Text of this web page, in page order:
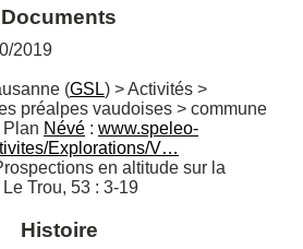
Documents
2019
(GSL) > Activités >
préalpes vaudoises > commune
Névé : www.speleo-
Explorations/V…
en altitude sur la
Trou, 53 : 3-19
Histoire